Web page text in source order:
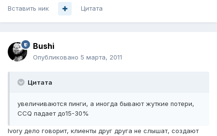
Вставить ник Цитата
Bushi
Опубликовано 5 марта, 2011
Цитата
увеличиваются пинги, а иногда бывают жуткие потери,
CCQ падает до15-30%
Ivory дело говорит, клиенты друг друга не слышат, создают